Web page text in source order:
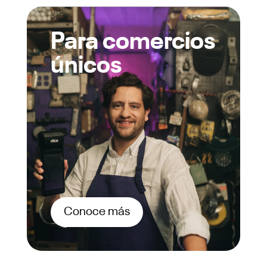
Para comercios
únicos
Conoce más